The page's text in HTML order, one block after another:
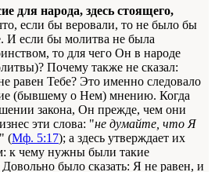
для народа, здесь стоящего,
если бы веровали, то не было бы
И если бы молитва не была
то для чего Он в народе
Почему также не сказал:
равен Тебе? Это именно следовало
(бывшему о Нем) мнению. Когда
закона, Он прежде, чем они
эти слова: "не думайте, что Я
" (Мф. 5:17); а здесь утверждает их
к чему нужны были такие
было сказать: Я не равен, и